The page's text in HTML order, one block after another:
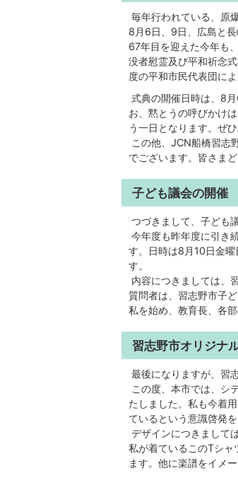
毎年行われている、原
8月6日、9日、広島と長
67年目を迎えた今年も
没者慰霊及び平和祈念
度の平和市民代表団に
式典の開催日時は、8
お、黙とうの呼びかけ
う一日となります。ぜ
この他、JCN船橋習志
でございます。皆さま
子ども議会の開催
つづきまして、子ども
今年度も昨年度に引き
す。日時は8月10日金
す。
内容につきましては、
質問者は、習志野市子
私を始め、教育長、各
習志野市オリジナ
最後になりますが、習
この度、本市では、シ
たしました。私も今着
ているという意識啓発を
デザインにつきまして
私が着ているこのTシャ
ます。他に楽譜をイメ